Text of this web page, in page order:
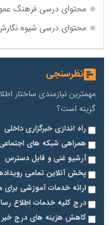
محتوای درسی فرهنگ عمومی
محتوای درسی شیوه نگارش
نظرسنجی
مهمترین نیازمندی ساختار
گزینه است؟
راه اندازی خبرگزاری داخلی
همراهی شبکه های
آرشیو غنی و قابل دسترس
پخش آنلاین تمامی
ارائه خدمات آموزشی
درج کلیه خدمات اطلاع
کاهش هزینه های درج خبر